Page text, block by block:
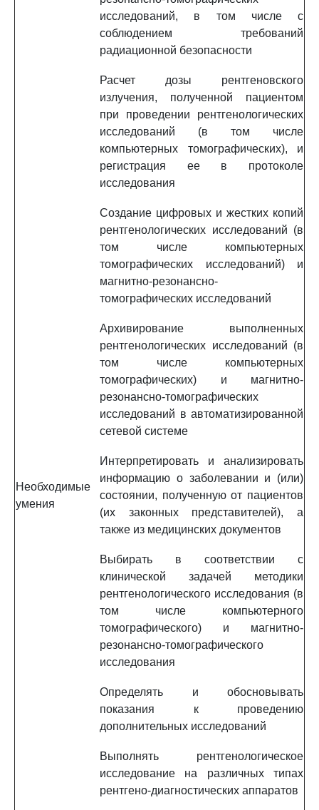
исследований, в том числе с
соблюдением требований
радиационной безопасности
Расчет дозы рентгеновского
излучения, полученной пациентом
при проведении рентгенологических
исследований (в том числе
компьютерных томографических), и
регистрация ее в протоколе
исследования
Создание цифровых и жестких копий
рентгенологических исследований (в
том числе компьютерных
томографических исследований) и
магнитно-резонансно-
томографических исследований
Архивирование выполненных
рентгенологических исследований (в
том числе компьютерных
томографических) и магнитно-
резонансно-томографических
исследований в автоматизированной
сетевой системе
Необходимые
умения
Интерпретировать и анализировать
информацию о заболевании и (или)
состоянии, полученную от пациентов
(их законных представителей), а
также из медицинских документов
Выбирать в соответствии с
клинической задачей методики
рентгенологического исследования (в
том числе компьютерного
томографического) и магнитно-
резонансно-томографического
исследования
Определять и обосновывать
показания к проведению
дополнительных исследований
Выполнять рентгенологическое
исследование на различных типах
рентгено-диагностических аппаратов